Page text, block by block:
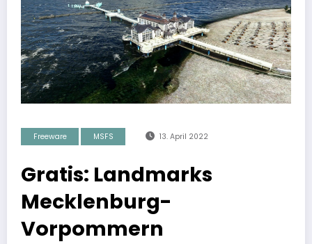
Freeware MSFS 13. April 2022
Gratis: Landmarks
Mecklenburg-
Vorpommern